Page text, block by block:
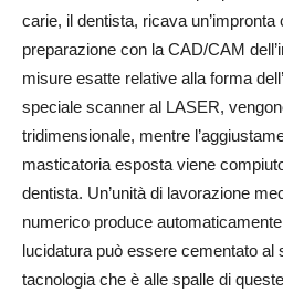
carie, il dentista, ricava
preparazione con la CAD/CAM
misure esatte relative alla forma
speciale scanner al LASER,
tridimensionale, mentre
masticatoria esposta viene
dentista. Un’unità di lavorazione
numerico produce
lucidatura può essere cementato al
tacnologia che è alle spalle di